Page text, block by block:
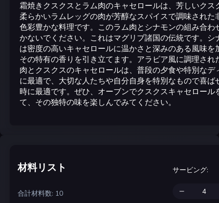
霜焼きクスクスとラム肉のキャセロールは、芳しいクス
柔らかいラムレッグの肉が芳醇なスパイスで調味された
色彩豊かな料理です。このラム肉とシナモンの組み合わ
かないでください。これはマグリブ諸国の伝統です。シ
は密度の高いキャセロールに温かさと深みのある風味を
その特有の香りを引き立てます。アラビア風に調理され
肉とクスクスのキャセロールは、普段の夕食や特別なデ
に最適で、大切な人たちや自分自身を特別なもので喜ば
時に最適です。ぜひ、オーブンでクスクスキャセロール
て、その独特の味を楽しんでみてください。
材料リスト
合計材料数: 10
サービング: